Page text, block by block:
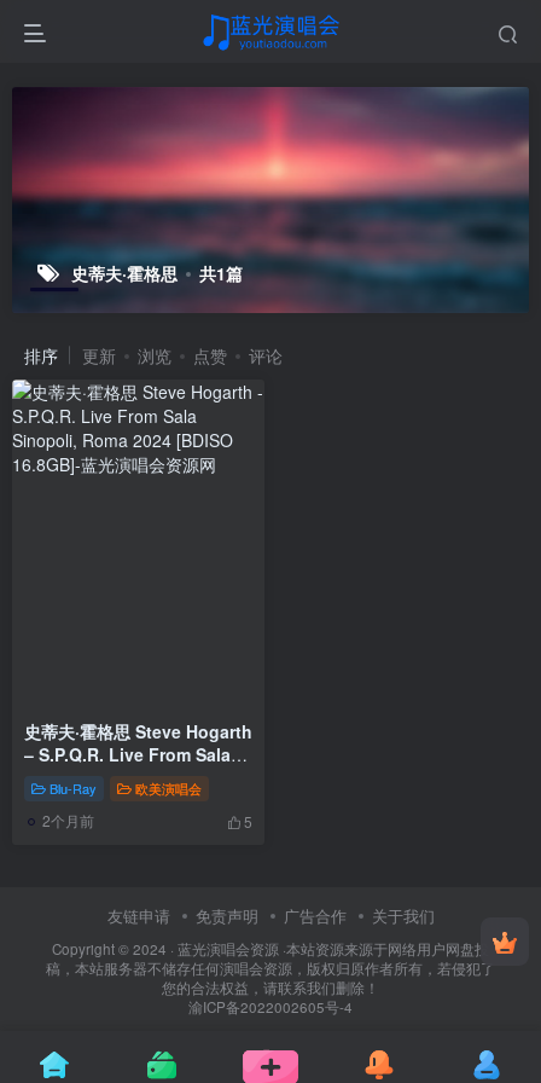
史蒂夫·霍格思 共1篇
排序 更新 浏览 点赞 评论
史蒂夫·霍格思 Steve Hogarth
– S.P.Q.R. Live From Sala
Sinopoli, Roma 2024
[BDISO 16.8GB]
Blu-Ray 欧美演唱会
2个月前 5
友链申请 免责声明 广告合作 关于我们
Copyright © 2024 · 蓝光演唱会资源 ·本站资源来源于网络用户网盘投
稿，本站服务器不储存任何演唱会资源，版权归原作者所有，若侵犯了
您的合法权益，请联系我们删除！
渝ICP备2022002605号-4